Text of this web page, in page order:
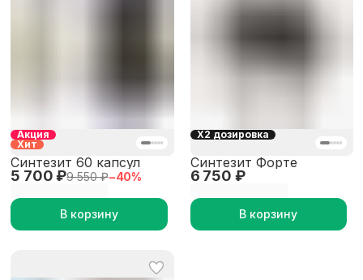
Акция
Хит
5 700 ₽9 550 ₽−40%
Синтезит 60 капсул
В корзину
X2 дозировка
6 750 ₽
Синтезит Форте
В корзину